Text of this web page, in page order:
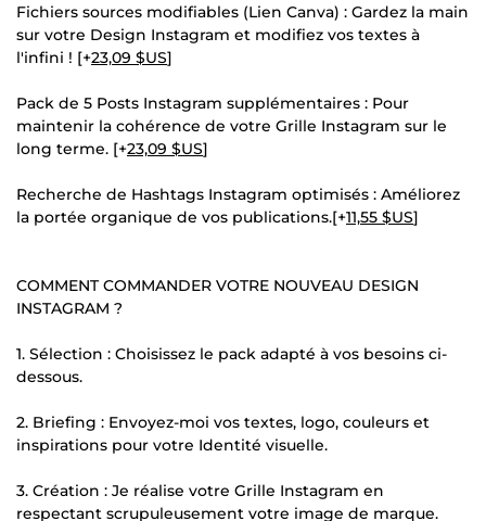
Fichiers sources modifiables (Lien Canva) : Gardez la main
sur votre Design Instagram et modifiez vos textes à
l'infini ! [+23,09 $US]
Pack de 5 Posts Instagram supplémentaires : Pour
maintenir la cohérence de votre Grille Instagram sur le
long terme. [+23,09 $US]
Recherche de Hashtags Instagram optimisés : Améliorez
la portée organique de vos publications.[+11,55 $US]
COMMENT COMMANDER VOTRE NOUVEAU DESIGN
INSTAGRAM ?
1. Sélection : Choisissez le pack adapté à vos besoins ci-
dessous.
2. Briefing : Envoyez-moi vos textes, logo, couleurs et
inspirations pour votre Identité visuelle.
3. Création : Je réalise votre Grille Instagram en
respectant scrupuleusement votre image de marque.